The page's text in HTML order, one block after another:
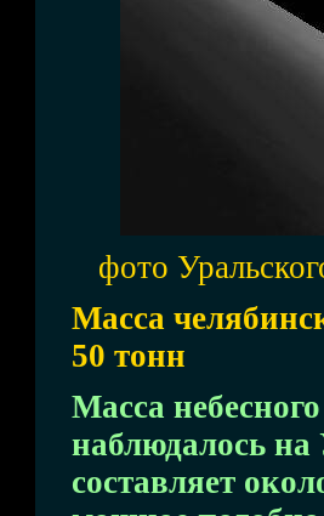
фото
Масса
50 тонн
Масса
наблюдалось на
составляет